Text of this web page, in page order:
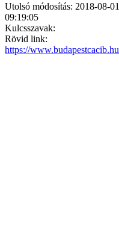
Utolsó módosítás: 2018-08-
09:19:05
Kulcsszavak:
Rövid link:
https://